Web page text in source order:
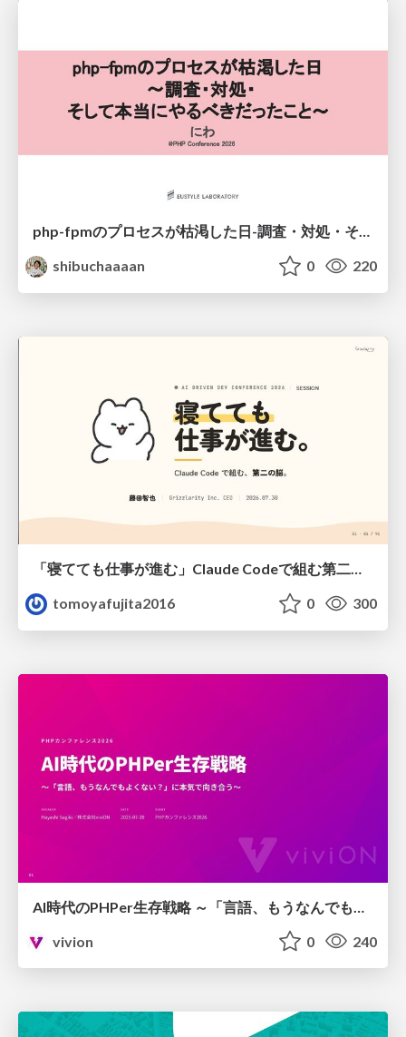
shibuchaaaan
0 220
「寝てても仕事が進む」Claude Codeで組む第二の脳
tomoyafujita2016
0 300
vivion
0 240